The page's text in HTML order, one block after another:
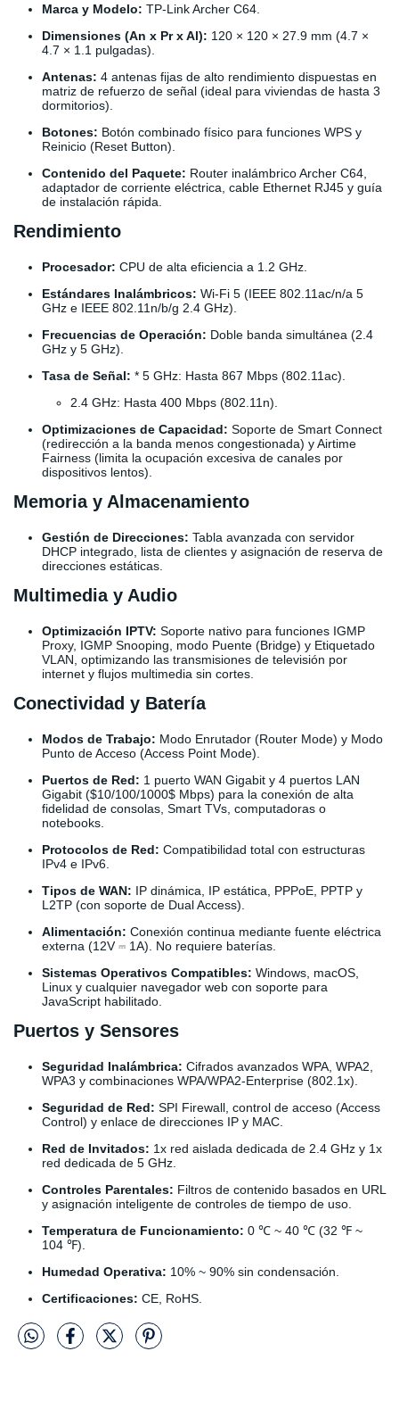
Marca y Modelo: TP-Link Archer C64.
Dimensiones (An x Pr x Al): 120 × 120 × 27.9 mm (4.7 ×
4.7 × 1.1 pulgadas).
Antenas: 4 antenas fijas de alto rendimiento dispuestas en
matriz de refuerzo de señal (ideal para viviendas de hasta 3
dormitorios).
Botones: Botón combinado físico para funciones WPS y
Reinicio (Reset Button).
Contenido del Paquete: Router inalámbrico Archer C64,
adaptador de corriente eléctrica, cable Ethernet RJ45 y guía
de instalación rápida.
Rendimiento
Procesador: CPU de alta eficiencia a 1.2 GHz.
Estándares Inalámbricos: Wi-Fi 5 (IEEE 802.11ac/n/a 5
GHz e IEEE 802.11n/b/g 2.4 GHz).
Frecuencias de Operación: Doble banda simultánea (2.4
GHz y 5 GHz).
Tasa de Señal: * 5 GHz: Hasta 867 Mbps (802.11ac).
2.4 GHz: Hasta 400 Mbps (802.11n).
Optimizaciones de Capacidad: Soporte de Smart Connect
(redirección a la banda menos congestionada) y Airtime
Fairness (limita la ocupación excesiva de canales por
dispositivos lentos).
Memoria y Almacenamiento
Gestión de Direcciones: Tabla avanzada con servidor
DHCP integrado, lista de clientes y asignación de reserva de
direcciones estáticas.
Multimedia y Audio
Optimización IPTV: Soporte nativo para funciones IGMP
Proxy, IGMP Snooping, modo Puente (Bridge) y Etiquetado
VLAN, optimizando las transmisiones de televisión por
internet y flujos multimedia sin cortes.
Conectividad y Batería
Modos de Trabajo: Modo Enrutador (Router Mode) y Modo
Punto de Acceso (Access Point Mode).
Puertos de Red: 1 puerto WAN Gigabit y 4 puertos LAN
Gigabit ($10/100/1000$ Mbps) para la conexión de alta
fidelidad de consolas, Smart TVs, computadoras o
notebooks.
Protocolos de Red: Compatibilidad total con estructuras
IPv4 e IPv6.
Tipos de WAN: IP dinámica, IP estática, PPPoE, PPTP y
L2TP (con soporte de Dual Access).
Alimentación: Conexión continua mediante fuente eléctrica
externa (12V ⎓ 1A). No requiere baterías.
Sistemas Operativos Compatibles: Windows, macOS,
Linux y cualquier navegador web con soporte para
JavaScript habilitado.
Puertos y Sensores
Seguridad Inalámbrica: Cifrados avanzados WPA, WPA2,
WPA3 y combinaciones WPA/WPA2-Enterprise (802.1x).
Seguridad de Red: SPI Firewall, control de acceso (Access
Control) y enlace de direcciones IP y MAC.
Red de Invitados: 1x red aislada dedicada de 2.4 GHz y 1x
red dedicada de 5 GHz.
Controles Parentales: Filtros de contenido basados en URL
y asignación inteligente de controles de tiempo de uso.
Temperatura de Funcionamiento: 0 ℃ ~ 40 ℃ (32 ℉ ~
104 ℉).
Humedad Operativa: 10% ~ 90% sin condensación.
Certificaciones: CE, RoHS.